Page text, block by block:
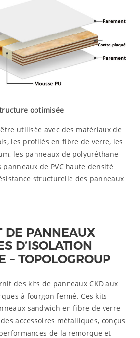
optimisée
utilisée avec des matériaux de
les profilés en fibre de verre, les
les panneaux de polyuréthane
de PVC haute densité
structurelle des panneaux
DE PANNEAUX
D’ISOLATION
– TOPOLOGROUP
des kits de panneaux CKD aux
à fourgon fermé. Ces kits
sandwich en fibre de verre
accessoires métalliques, conçus
de la remorque et